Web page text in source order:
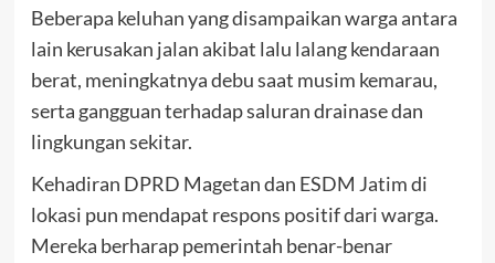
Beberapa keluhan yang disampaikan warga antara
lain kerusakan jalan akibat lalu lalang kendaraan
berat, meningkatnya debu saat musim kemarau,
serta gangguan terhadap saluran drainase dan
lingkungan sekitar.
Kehadiran DPRD Magetan dan ESDM Jatim di
lokasi pun mendapat respons positif dari warga.
Mereka berharap pemerintah benar-benar